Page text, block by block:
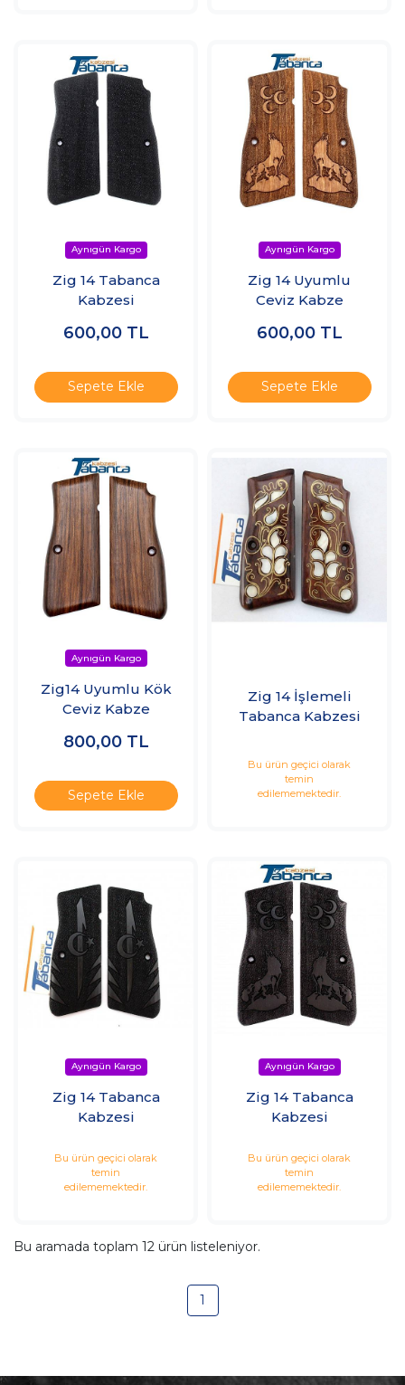
Zig 14 Tabanca
Kabzesi
600,00 TL
Sepete Ekle
Zig 14 Uyumlu
Ceviz Kabze
600,00 TL
Sepete Ekle
Zig14 Uyumlu Kök
Ceviz Kabze
800,00 TL
Sepete Ekle
Zig 14 İşlemeli
Tabanca Kabzesi
Bu ürün geçici olarak
temin
edilememektedir.
Zig 14 Tabanca
Kabzesi
Bu ürün geçici olarak
temin
edilememektedir.
Zig 14 Tabanca
Kabzesi
Bu ürün geçici olarak
temin
edilememektedir.
Bu aramada toplam 12 ürün listeleniyor.
1